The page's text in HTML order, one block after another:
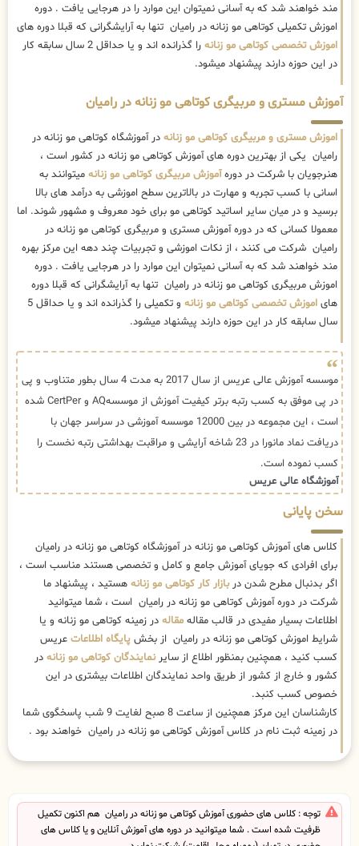
مند خواهند شد که به آسانی نمیتوان این موارد را در هرجایی یافت . دوره
اموزش تکمیلی کوتاهی مو زنانه در رامیان تنها به آرایشگرانی که قبلا دوره های
اموزش تخصصی کوتاهی مو زنانه
را گذرانده اند و یا حداقل 2 سال سابقه کار
در این حوزه دارند پیشنهاد میشود.
آموزش مستری و مربیگری کوتاهی مو زنانه در رامیان
اموزش مستری و مربیگری کوتاهی مو زنانه در آموزشگاه کوتاهی مو زنانه در
رامیان یکی از بهترین دوره های آموزش کوتاهی مو زنانه در کشور است ،
هنرجویان با شرکت در دورهآموزش مربیگری کوتاهی مو زنانه میتوانند به
اسانی با کسب تجربه و مهارت در بالاترین سطح اموزشی به درآمد های بالا
برسید و در میان سایر اساتید کوتاهی مو برای خود معروف و مشهور شوند. اما
معمولا کسانی که در دوره آموزش مستری و مربیگری کوتاهی مو زنانه در
رامیان شرکت می کنند ، از نکات اموزشی و تجربیات چند دهه این مرکز بهره
مند خواهند شد که به آسانی نمیتوان این موارد را در هرجایی یافت . دوره
اموزش مربیگری کوتاهی مو زنانه در رامیان تنها به آرایشگرانی که قبلا دوره
های اموزش تخصصی کوتاهی مو زنانه
و تکمیلی را گذرانده اند و یا حداقل 5
سال سابقه کار در این حوزه دارند پیشنهاد میشود.
موسسه آموزش عالی عریس از سال 2017 به مدت 4 سال بطور متناوب و پی
در پی موفق به کسب رتبه برتر کیفیت آموزش از موسسهAQ و CertPer شده
است ، این مجموعه در بین 12000 موسسه آموزشی در سراسر جهان با
دریافت نماد مانورا در 23 شاخه آرایشی و مراقبت بهداشتی رتبه نخست را
کسب نموده است.
آموزشگاه عالی عریس
سخن پایانی
کلاس های آموزش کوتاهی مو زنانه در آموزشگاه کوتاهی مو زنانه در رامیان
برای افرادی که جویای آموزش جامع و کامل و تخصصی هستند مناسب است ،
اگر بدنبال مطرح شدن دربازار کار کوتاهی مو زنانه هستید ، پیشنهاد ما
شرکت در دوره آموزش کوتاهی مو زنانه در رامیان است ، شما میتوانید
اطلاعات بسیار مفیدی در قالب مقاله مقاله در زمینه کوتاهی مو زنانه و یا
شرایط اموزش کوتاهی مو زنانه در رامیان از بخش پایگاه اطلاعات عریس
کسب کنید ، همچنین بمنظور اطلاع از سایرنمایندگان کوتاهی مو زنانه در
کشور و خارج از کشور از طریق واحد نمایندگان اطلاعات بیشتری در این
خصوص کسب کنبد.
کارشناسان این مرکز همچنین از ساعت 8 صبح لغایت 9 شب پاسخگوی شما
در زمینه ثبت نام در کلاس آموزش کوتاهی مو زنانه در رامیان خواهند بود .
توجه : کلاس های حضوری آموزش کوتاهی مو زنانه در رامیان هم اکنون تکمیل
ظرفیت شده است . شما میتوانید در دوره های آموزش آنلاین و یا کلاس های